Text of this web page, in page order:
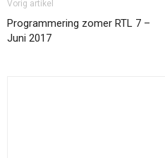
Vorig artikel
Programmering zomer RTL 7 –
Juni 2017